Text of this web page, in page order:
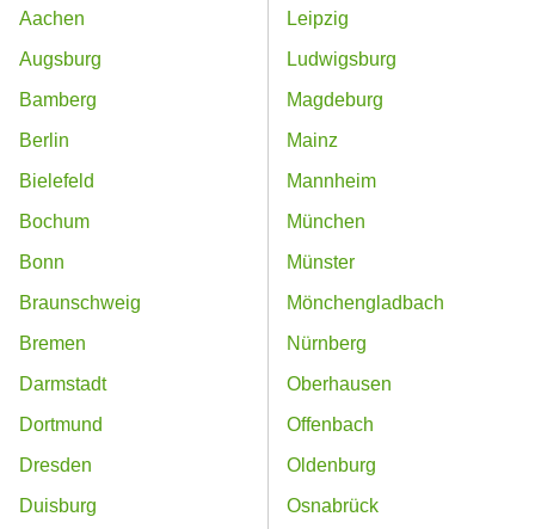
Aachen
Augsburg
Bamberg
Berlin
Bielefeld
Bochum
Bonn
Braunschweig
Bremen
Darmstadt
Dortmund
Dresden
Duisburg
Leipzig
Ludwigsburg
Magdeburg
Mainz
Mannheim
München
Münster
Mönchengladbach
Nürnberg
Oberhausen
Offenbach
Oldenburg
Osnabrück